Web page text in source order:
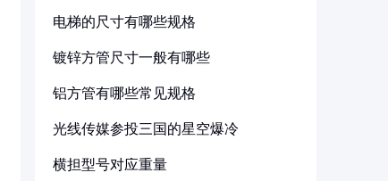
电梯的尺寸有哪些规格
镀锌方管尺寸一般有哪些
铝方管有哪些常见规格
光线传媒参投三国的星空爆冷
横担型号对应重量